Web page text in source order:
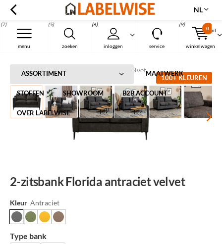
nl
zoeken
(5)
inloggen
(6)
menu
(7)
service winkelwagen
0
(9)
Menu
NL
ASSORTIMENT MAATWERK
STOFFEN SHOWROOM B2B ACCOUNT
OVER LABELWISE
Home 2-zitsbank Florida antraciet velvet
100+ KLEUREN
2-zitsbank Florida antraciet velvet
Kleur Antraciet
Type bank